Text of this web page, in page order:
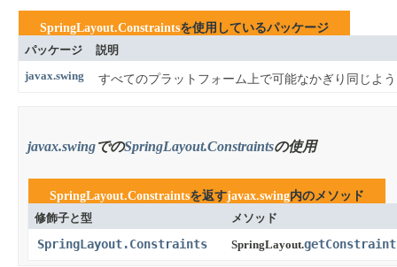
SpringLayout.Constraintsを使用しているパッケージ
パッケージ
説明
javax.swing
すべてのプラットフォーム上で可能なかぎり同じよ
javax.swingでのSpringLayout.Constraintsの使用
SpringLayout.Constraintsを返すjavax.swing内のメソッド
修飾子と型
メソッド
SpringLayout.Constraints SpringLayout.